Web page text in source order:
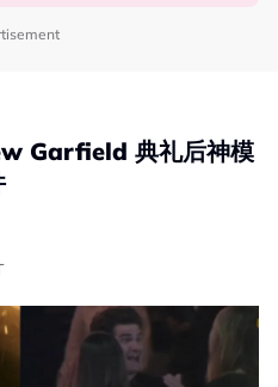
Garfield 典礼后神模